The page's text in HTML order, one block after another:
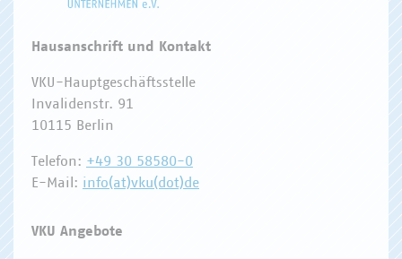
Hausanschrift und Kontakt
VKU-Hauptgeschäftsstelle
Invalidenstr. 91
10115 Berlin
Telefon: +49 30 58580-0
E-Mail: info(at)vku(dot)de
VKU Angebote